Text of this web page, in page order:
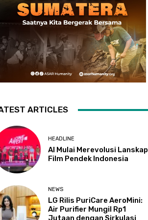
ARTICLES
HEADLINE
AI Mulai Merevolusi Lanskap
Film Pendek Indonesia
NEWS
LG Rilis PuriCare AeroMini:
Air Purifier Mungil Rp1